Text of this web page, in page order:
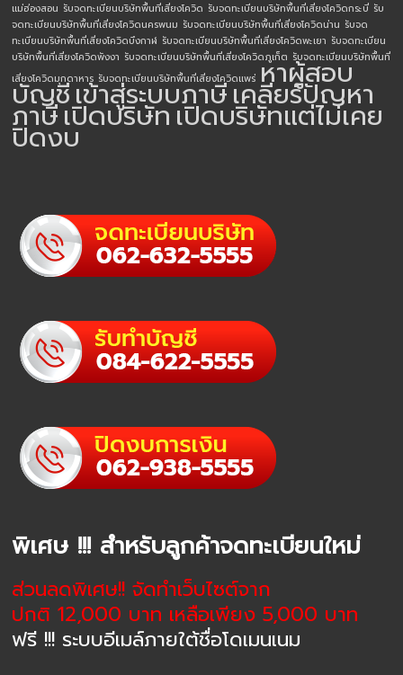
แม่ฮ่องสอน รับจดทะเบียนบริษัทพื้นที่เสี่ยงโควิด รับจดทะเบียนบริษัทพื้นที่เสี่ยงโควิดกระบี่ รับ
จดทะเบียนบริษัทพื้นที่เสี่ยงโควิดนครพนม รับจดทะเบียนบริษัทพื้นที่เสี่ยงโควิดน่าน รับจด
ทะเบียนบริษัทพื้นที่เสี่ยงโควิดบึงกาฬ รับจดทะเบียนบริษัทพื้นที่เสี่ยงโควิดพะเยา รับจดทะเบียน
บริษัทพื้นที่เสี่ยงโควิดพังงา รับจดทะเบียนบริษัทพื้นที่เสี่ยงโควิดภูเก็ต รับจดทะเบียนบริษัทพื้นที่
เสี่ยงโควิดมุกดาหาร รับจดทะเบียนบริษัทพื้นที่เสี่ยงโควิดแพร่ หาผู้สอบ
บัญชีเข้าสู่ระบบภาษีเคลียร์ปัญหา
ภาษีเปิดบริษัทเปิดบริษัทแต่ไม่เคย
ปิดงบ
พิเศษ !!! สำหรับลูกค้าจดทะเบียนใหม่
ส่วนลดพิเศษ!! จัดทำเว็บไซต์จาก
ปกติ 12,000 บาท เหลือเพียง 5,000 บาท
ฟรี !!! ระบบอีเมล์ภายใต้ชื่อโดเมนเนม